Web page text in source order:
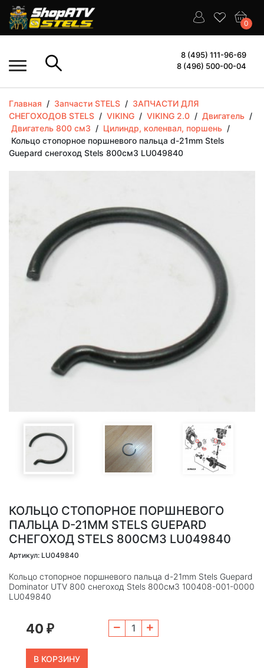
0
8 (495) 111-96-69
8 (496) 500-00-04
Главная / Запчасти STELS / ЗАПЧАСТИ ДЛЯ
СНЕГОХОДОВ STELS / VIKING / VIKING 2.0 / Двигатель /
Двигатель 800 см3 / Цилиндр, коленвал, поршень /
Кольцо стопорное поршневого пальца d-21mm Stels
Guepard снегоход Stels 800см3 LU049840
КОЛЬЦО СТОПОРНОЕ ПОРШНЕВОГО
ПАЛЬЦА D-21MM STELS GUEPARD
СНЕГОХОД STELS 800СМ3 LU049840
Артикул: LU049840
Кольцо стопорное поршневого пальца d-21mm Stels Guepard
Dominator UTV 800 снегоход Stels 800см3 100408-001-0000
LU049840
40 ₽